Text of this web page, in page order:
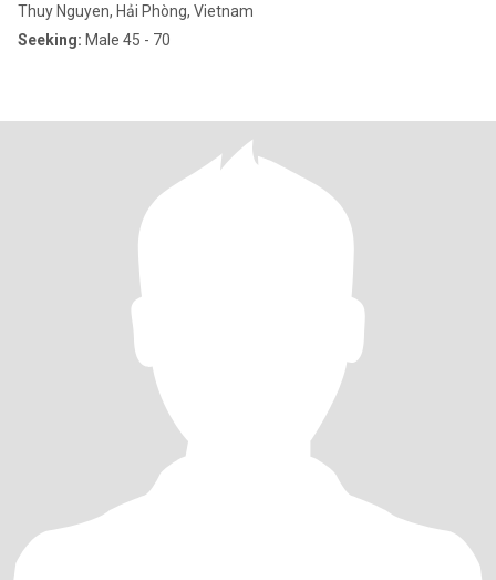
Thuy Nguyen, Hải Phòng, Vietnam
Seeking: Male 45 - 70